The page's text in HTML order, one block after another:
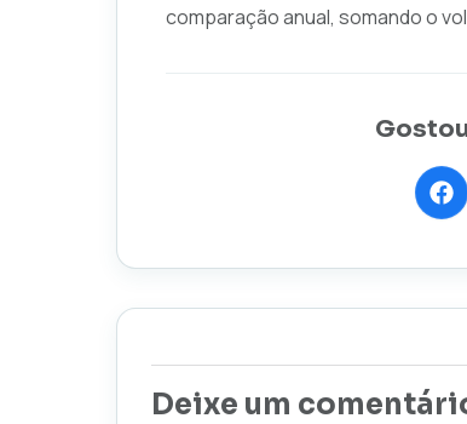
comparação anual, somando o
Deixe um